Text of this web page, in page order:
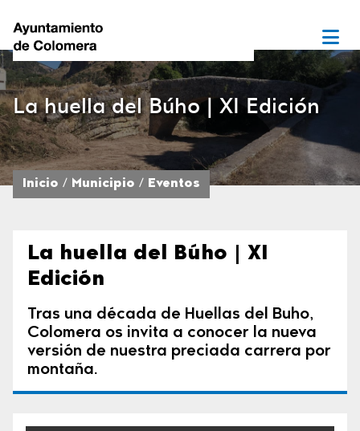
La huella del Búho | XI Edición
Inicio Municipio Eventos
La huella del Búho | XI
Edición
Tras una década de Huellas del Buho,
Colomera os invita a conocer la nueva
versión de nuestra preciada carrera por
montaña.